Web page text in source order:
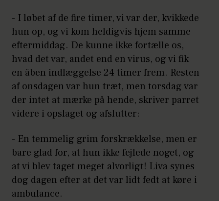
- I løbet af de fire timer, vi var der, kvikkede
hun op, og vi kom heldigvis hjem samme
eftermiddag. De kunne ikke fortælle os,
hvad det var, andet end en virus, og vi fik
en åben indlæggelse 24 timer frem. Resten
af onsdagen var hun træt, men torsdag var
der intet at mærke på hende, skriver parret
videre i opslaget og afslutter:
- En temmelig grim forskrækkelse, men er
bare glad for, at hun ikke fejlede noget, og
at vi blev taget meget alvorligt! Liva synes
dog dagen efter at det var lidt fedt at køre i
ambulance.